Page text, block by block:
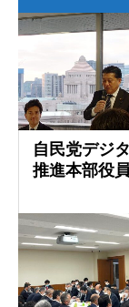
自民党デジ
推進本部役